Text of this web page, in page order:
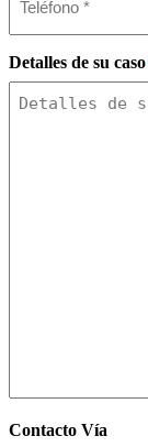
Detalles de su caso
Contacto Vía